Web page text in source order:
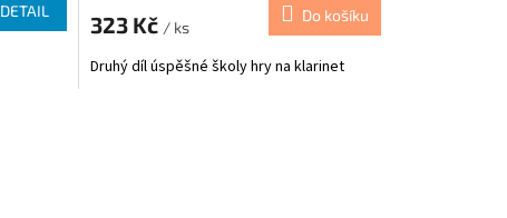
DETAIL
323 Kč / ks
Do košíku
Druhý díl úspěšné školy hry na klarinet